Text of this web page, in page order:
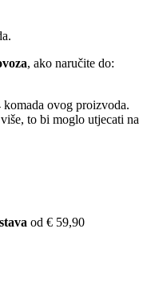
, ako naručite do:
komada ovog proizvoda.
to bi moglo utjecati na
od € 59,90